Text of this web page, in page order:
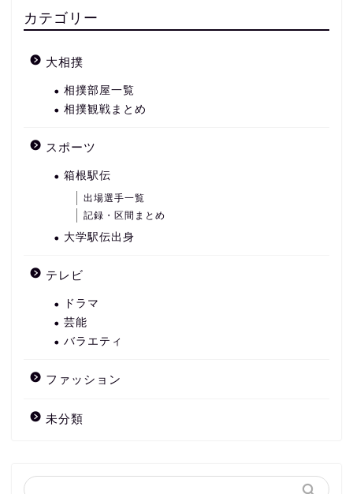
カテゴリー
大相撲
相撲部屋一覧
相撲観戦まとめ
スポーツ
箱根駅伝
出場選手一覧
記録・区間まとめ
大学駅伝出身
テレビ
ドラマ
芸能
バラエティ
ファッション
未分類